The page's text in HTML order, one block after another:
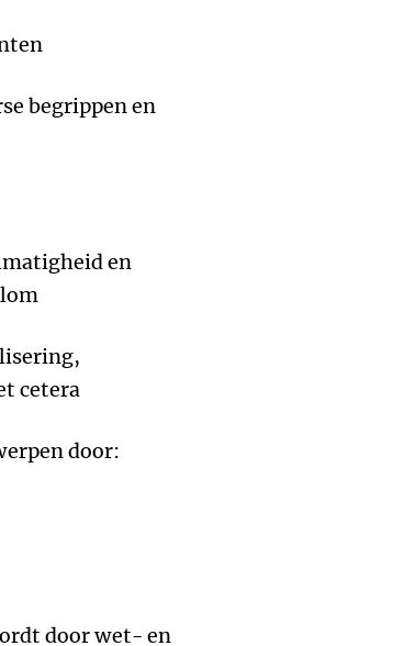
begrippen en
en
cetera
door:
door wet- en